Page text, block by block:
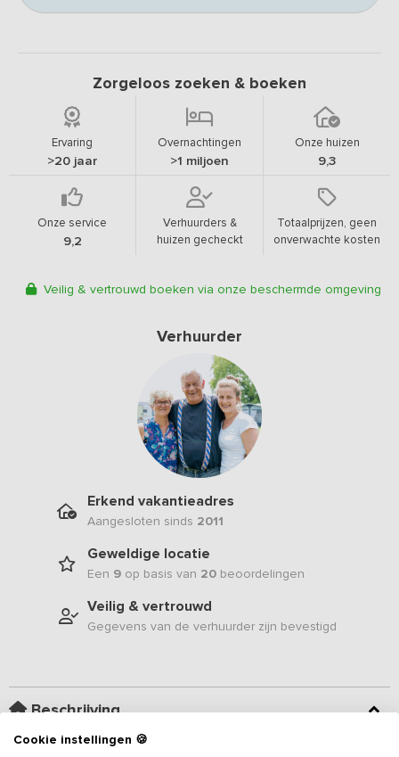
Zorgeloos zoeken & boeken
Ervaring
>20 jaar
Overnachtingen
>1 miljoen
Onze huizen
9,3
Onze service
9,2
Verhuurders &
huizen gecheckt
Totaalprijzen, geen
onverwachte kosten
Veilig & vertrouwd boeken via onze beschermde omgeving
Verhuurder
Erkend vakantieadres
Aangesloten sinds 2011
Geweldige locatie
Een 9 op basis van 20 beoordelingen
Veilig & vertrouwd
Gegevens van de verhuurder zijn bevestigd
Beschrijving
Cookie instellingen 🍪